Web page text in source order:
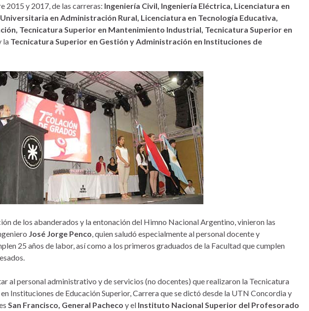
2015 y 2017, de las carreras: Ingeniería Civil, Ingeniería Eléctrica, Licenciatura en
en Administración Rural, Licenciatura en Tecnología Educativa,
Tecnicatura Superior en Mantenimiento Industrial, Tecnicatura Superior en
la Tecnicatura Superior en Gestión y Administración en Instituciones de
de los abanderados y la entonación del Himno Nacional Argentino, vinieron las
José Jorge Penco , quien saludó especialmente al personal docente y
25 años de labor, así como a los primeros graduados de la Facultad que cumplen
al personal administrativo y de servicios (no docentes) que realizaron la Tecnicatura
Instituciones de Educación Superior, Carrera que se dictó desde la UTN Concordia y
San Francisco, General Pacheco y el Instituto Nacional Superior del Profesorado